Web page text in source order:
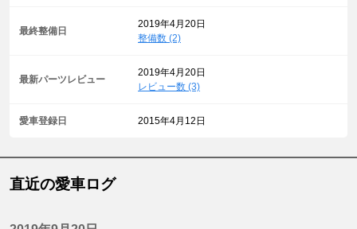
最終整備日
2019年4月20日
整備数 (2)
最新パーツレビュー
2019年4月20日
レビュー数 (3)
愛車登録日 2015年4月12日
直近の愛車ログ